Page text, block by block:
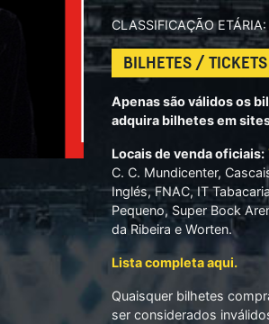
CLASSIFICAÇÃO
BILHETES / TICKETS
Apenas são válidos os
adquira bilhetes em
Locais de venda oficiais:
C. C. Mundicenter,
Inglés, FNAC, IT
Pequeno, Super Bock
da Ribeira e Worten.
Lista completa aqui.
Quaisquer bilhetes
ser considerados